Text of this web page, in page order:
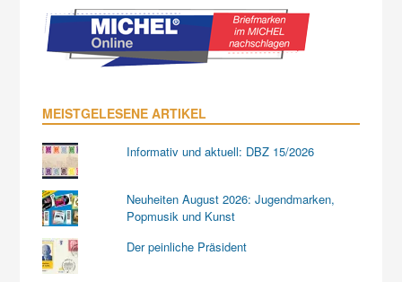
MEISTGELESENE ARTIKEL
Informativ und aktuell: DBZ 15/2026
Neuheiten August 2026: Jugendmarken,
Popmusik und Kunst
Der peinliche Präsident